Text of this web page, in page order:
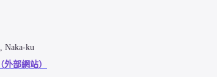
Naka-ku
部網站）